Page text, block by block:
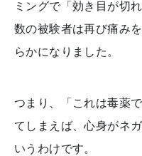
ミングで「効き目が切
数の被験者は再び痛み
らかになりました。
つまり、「これは毒薬
てしまえば、心身がネ
いうわけです。